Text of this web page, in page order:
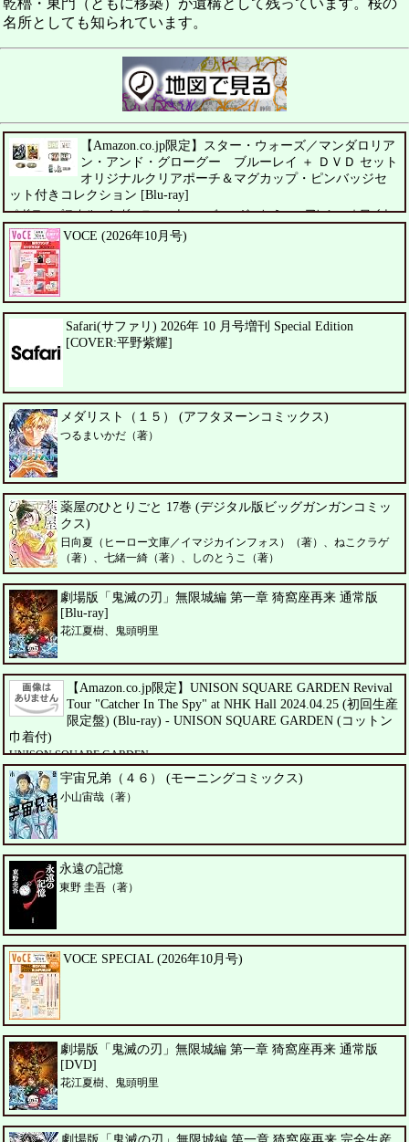
名所としても知られています。
【Amazon.co.jp限定】スター・ウォーズ／マンダロリア
ン・アンド・グローグー ブルーレイ ＋ ＤＶＤ セット
オリジナルクリアポーチ＆マグカップ・ピンバッジセ
ット付きコレクション [Blu-ray]
ペドロ・パスカル、シガーニー・ウィーバー、ジェレミー・アレン・ホワイト
VOCE (2026年10月号)
Safari(サファリ) 2026年 10 月号増刊 Special Edition
[COVER:平野紫耀]
メダリスト（１５） (アフタヌーンコミックス)
つるまいかだ（著）
薬屋のひとりごと 17巻 (デジタル版ビッグガンガンコミッ
クス)
日向夏（ヒーロー文庫／イマジカインフォス）（著）、ねこクラゲ
（著）、七緒一綺（著）、しのとうこ（著）
劇場版「鬼滅の刃」無限城編 第一章 猗窩座再来 通常版
[Blu-ray]
花江夏樹、鬼頭明里
【Amazon.co.jp限定】UNISON SQUARE GARDEN Revival
Tour "Catcher In The Spy" at NHK Hall 2024.04.25 (初回生産
限定盤) (Blu-ray) - UNISON SQUARE GARDEN (コットン
巾着付)
UNISON SQUARE GARDEN
宇宙兄弟（４６） (モーニングコミックス)
小山宙哉（著）
永遠の記憶
東野 圭吾（著）
VOCE SPECIAL (2026年10月号)
劇場版「鬼滅の刃」無限城編 第一章 猗窩座再来 通常版
[DVD]
花江夏樹、鬼頭明里